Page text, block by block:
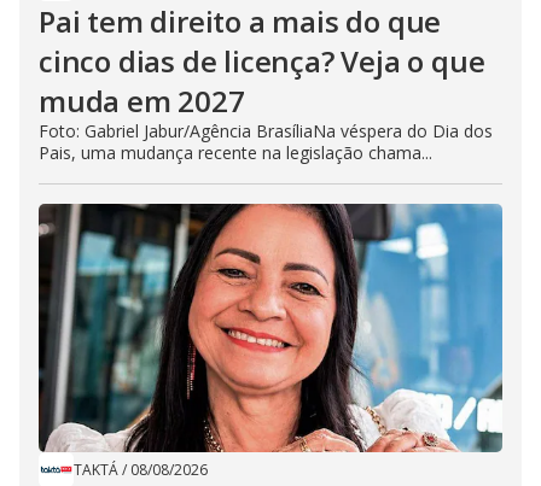
Pai tem direito a mais do que
cinco dias de licença? Veja o que
muda em 2027
Foto: Gabriel Jabur/Agência BrasíliaNa véspera do Dia dos
Pais, uma mudança recente na legislação chama...
TAKTÁ/ 08/08/2026